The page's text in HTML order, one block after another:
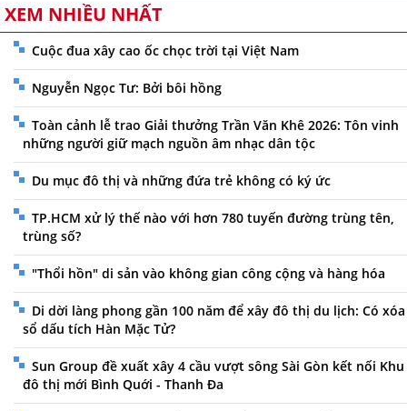
XEM NHIỀU NHẤT
Cuộc đua xây cao ốc chọc trời tại Việt Nam
Nguyễn Ngọc Tư: Bởi bôi hồng
Toàn cảnh lễ trao Giải thưởng Trần Văn Khê 2026: Tôn vinh
những người giữ mạch nguồn âm nhạc dân tộc
Du mục đô thị và những đứa trẻ không có ký ức
TP.HCM xử lý thế nào với hơn 780 tuyến đường trùng tên,
trùng số?
"Thổi hồn" di sản vào không gian công cộng và hàng hóa
Di dời làng phong gần 100 năm để xây đô thị du lịch: Có xóa
sổ dấu tích Hàn Mặc Tử?
Sun Group đề xuất xây 4 cầu vượt sông Sài Gòn kết nối Khu
đô thị mới Bình Quới - Thanh Đa